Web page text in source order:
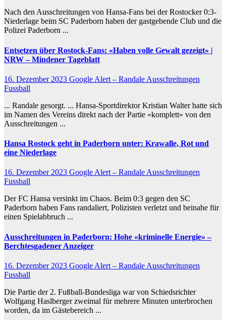
Nach den Ausschreitungen von Hansa-Fans bei der Rostocker 0:3-
Niederlage beim SC Paderborn haben der gastgebende Club und die
Polizei Paderborn ...
Entsetzen über Rostock-Fans: «Haben volle Gewalt gezeigt» |
NRW – Mindener Tageblatt
16. Dezember 2023 Google Alert – Randale Ausschreitungen
Fussball
... Randale gesorgt. ... Hansa-Sportdirektor Kristian Walter hatte sich
im Namen des Vereins direkt nach der Partie «komplett» von den
Ausschreitungen ...
Hansa Rostock geht in Paderborn unter: Krawalle, Rot und
eine Niederlage
16. Dezember 2023 Google Alert – Randale Ausschreitungen
Fussball
Der FC Hansa versinkt im Chaos. Beim 0:3 gegen den SC
Paderborn haben Fans randaliert, Polizisten verletzt und beinahe für
einen Spielabbruch ...
Ausschreitungen in Paderborn: Hohe «kriminelle Energie» –
Berchtesgadener Anzeiger
16. Dezember 2023 Google Alert – Randale Ausschreitungen
Fussball
Die Partie der 2. Fußball-Bundesliga war von Schiedsrichter
Wolfgang Haslberger zweimal für mehrere Minuten unterbrochen
worden, da im Gästebereich ...